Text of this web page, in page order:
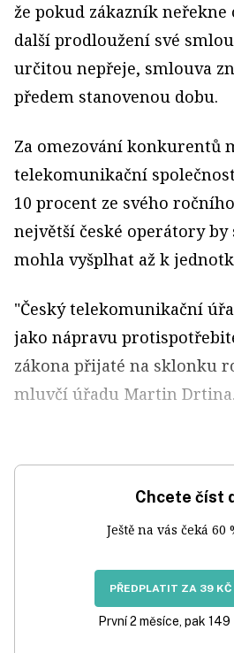
že pokud zákazník
další prodloužení své
určitou nepřeje, smlouva
předem stanovenou dobu.
Za omezování konkurentů
telekomunikační
10 procent ze svého
největší české operátory by
mohla vyšplhat až k
"Český telekomunikační
jako nápravu
zákona přijaté na sklonku
mluvčí úřadu Martin Drtina.
Chcete číst
Ještě na vás čeká 60
PŘEDPLATIT ZA 39
První 2 měsíce, pak